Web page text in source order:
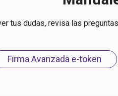
tus dudas, revisa las
Firma Avanzada e-token